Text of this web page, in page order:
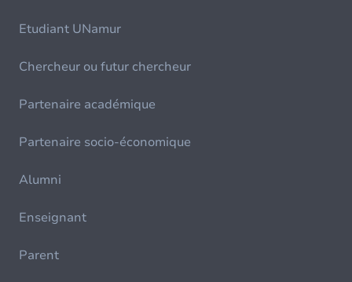
Etudiant UNamur
Chercheur ou futur chercheur
Partenaire académique
Partenaire socio-économique
Alumni
Enseignant
Parent